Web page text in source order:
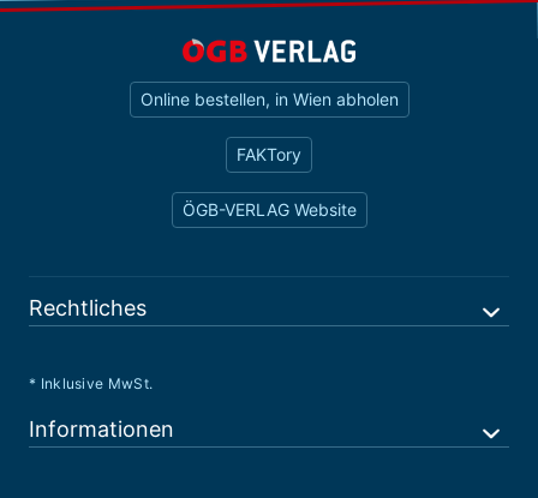
Online bestellen, in Wien abholen
FAKTory
ÖGB-VERLAG Website
Rechtliches
* Inklusive MwSt.
Informationen